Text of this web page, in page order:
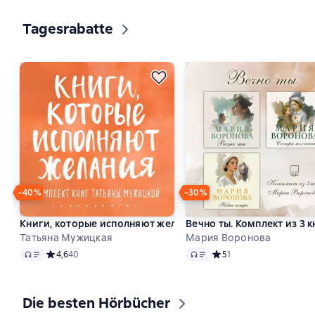
Слайдер с книгами
Tagesrabatte
−40%
Книги, которые исполняют желания. Комплект книг
Татьяна Мужицкая
Audio Средний рейтинг 4,6 на основе 40 оценок
4,640
−30%
Вечно ты. Комплект из 3
Мария Воронова
Audio Средний рейтинг 5 на
51
Die besten Hörbücher